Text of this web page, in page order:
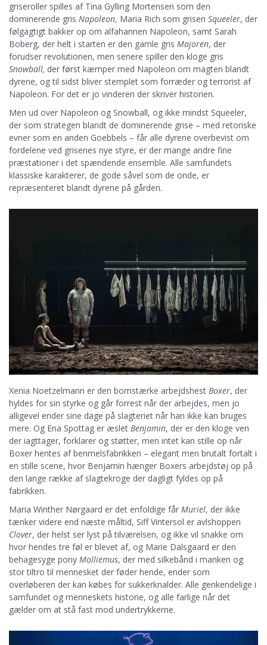
griseroller spilles af Tina Gylling Mortensen som den
dominerende gris Napoleon, Maria Rich som grisen Squeeler, der
følgagtigt bakker op om alfahannen Napoleon, samt Sarah
Boberg, der helt i starten er den gamle gris Majoren, der
forudser revolutionen, men senere spiller den kloge gris
Snowball, der først kæmper med Napoleon om magten blandt
dyrene, og til sidst bliver stemplet som forræder og terrorist af
Napoleon. For det er jo vinderen der skriver historien.
Men ud over Napoleon og Snowball, og ikke mindst Squeeler,
der som strategen blandt de dominerende grise – med retoriske
evner som en anden Goebbels – får alle dyrene overbevist om
fordelene ved grisenes nye styre, er der mange andre fine
præstationer i det spændende ensemble. Alle samfundets
klassiske karakterer, de gode såvel som de onde, er
repræsenteret blandt dyrene på gården.
Xenia Noetzelmann er den bomstærke arbejdshest Boxer, der
hyldes for sin styrke og går forrest når der arbejdes, men jo
alligevel ender sine dage på slagteriet når han ikke kan bruges
mere. Og Ena Spottag er æslet Benjamin, der er den kloge ven
der iagttager, forklarer og støtter, men intet kan stille op når
Boxer hentes af benmelsfabrikken – elegant men brutalt fortalt i
en stille scene, hvor Benjamin hænger Boxers arbejdstøj op på
den lange række af slagtekroge der dagligt fyldes op på
fabrikken.
Maria Winther Nørgaard er det enfoldige får Muriel, der ikke
tænker videre end næste måltid, Siff Vintersol er avlshoppen
Clover, der helst ser lyst på tilværelsen, og ikke vil snakke om
hvor hendes tre føl er blevet af, og Marie Dalsgaard er den
behagesyge pony Molliemus, der med silkebånd i manken og
stor tiltro til mennesket der føder hende, ender som
overløberen der kan købes for sukkerknalder. Alle genkendelige i
samfundet og menneskets historie, og alle farlige når det
gælder om at stå fast mod undertrykkerne.